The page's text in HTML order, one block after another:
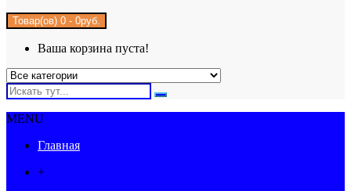
Товар(ов) 0 - 0руб.
Ваша корзина пуста!
MENU
Главная
+